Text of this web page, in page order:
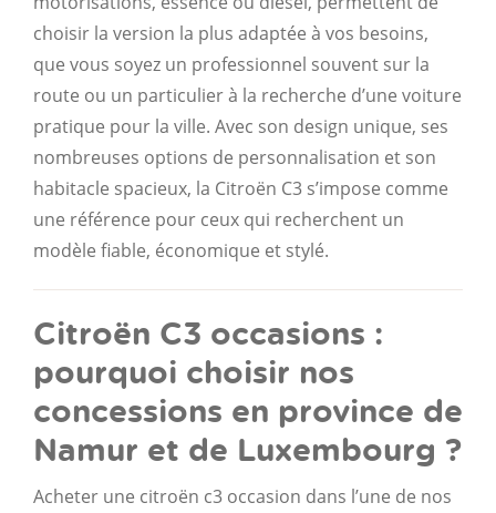
choisir la version la plus adaptée à vos besoins,
que vous soyez un professionnel souvent sur la
route ou un particulier à la recherche d’une voiture
pratique pour la ville. Avec son design unique, ses
nombreuses options de personnalisation et son
habitacle spacieux, la Citroën C3 s’impose comme
une référence pour ceux qui recherchent un
modèle fiable, économique et stylé.
Citroën C3 occasions :
pourquoi choisir nos
concessions en province de
Namur et de Luxembourg ?
Acheter une citroën c3 occasion dans l’une de nos